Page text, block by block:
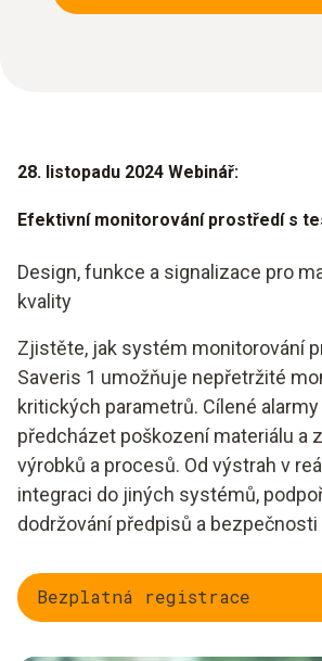
28. listopadu 2024 Webinář:
Efektivní monitorování prostředí s
Design, funkce a signalizace pro
kvality
Zjistěte, jak systém monitorování
Saveris 1 umožňuje nepřetržité
kritických parametrů. Cílené
předcházet poškození materiálu a
výrobků a procesů. Od výstrah v
integraci do jiných systémů,
dodržování předpisů a
Bezplatná registrace